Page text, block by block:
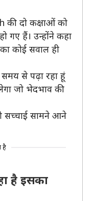
की दो कक्षाओं को
गए हैं। उन्होंने कहा
कोई सवाल ही
से पढ़ा रहा हूं
जो भेदभाव की
सच्चाई सामने आने
है
है इसका